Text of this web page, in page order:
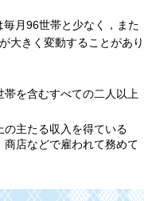
毎月96世帯と少なく，また
大きく変動することがあり
帯を含むすべての二人以上
主たる収入を得ている
商店などで雇われて務めて